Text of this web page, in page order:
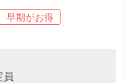
早期がお得
員